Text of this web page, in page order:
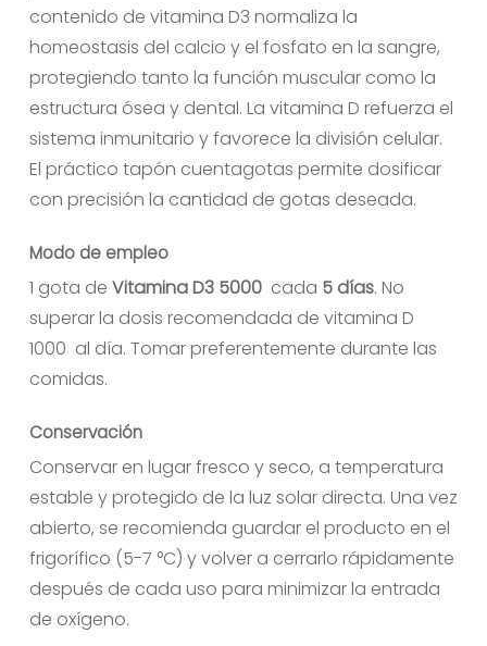
contenido de vitamina D3 normaliza la
homeostasis del calcio y el fosfato en la sangre,
protegiendo tanto la función muscular como la
estructura ósea y dental. La vitamina D refuerza el
sistema inmunitario y favorece la división celular.
El práctico tapón cuentagotas permite dosificar
con precisión la cantidad de gotas deseada.
Modo de empleo
1 gota de Vitamina D3 5000 cada 5 días. No
superar la dosis recomendada de vitamina D
1000 al día. Tomar preferentemente durante las
comidas.
Conservación
Conservar en lugar fresco y seco, a temperatura
estable y protegido de la luz solar directa. Una vez
abierto, se recomienda guardar el producto en el
frigorífico (5-7 °C) y volver a cerrarlo rápidamente
después de cada uso para minimizar la entrada
de oxígeno.